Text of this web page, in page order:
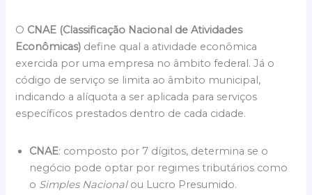
O CNAE (Classificação Nacional de Atividades
Econômicas) define qual a atividade econômica
exercida por uma empresa no âmbito federal. Já o
código de serviço se limita ao âmbito municipal,
indicando a alíquota a ser aplicada para serviços
específicos prestados dentro de cada cidade.
CNAE: composto por 7 dígitos, determina se o
negócio pode optar por regimes tributários como
o Simples Nacionalou Lucro Presumido.